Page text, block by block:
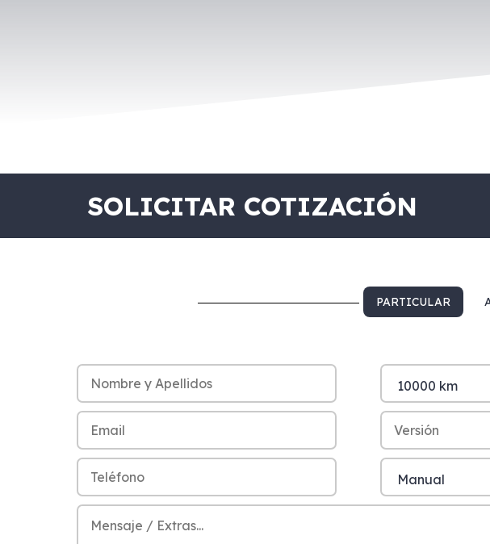
SOLICITAR COTIZACIÓN
PARTICULAR